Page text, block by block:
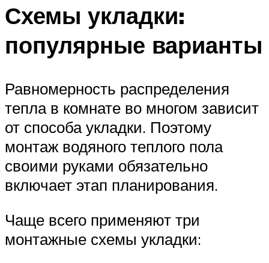
Схемы укладки:
популярные варианты
Равномерность распределения
тепла в комнате во многом зависит
от способа укладки. Поэтому
монтаж водяного теплого пола
своими руками обязательно
включает этап планирования.
Чаще всего применяют три
монтажные схемы укладки: